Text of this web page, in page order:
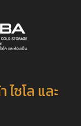
ซโล และ